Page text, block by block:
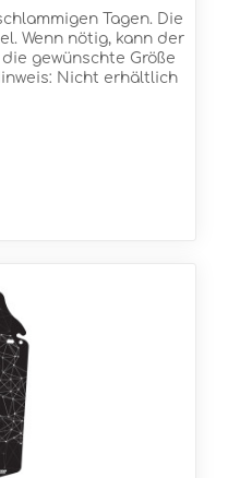
Tagen. Die
Wenn nötig, kann der
gewünschte Größe
Nicht erhältlich